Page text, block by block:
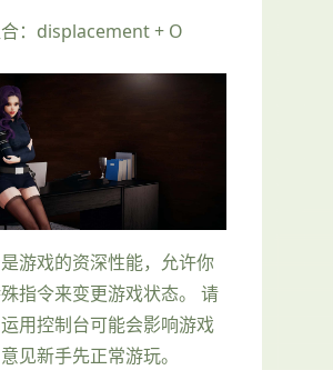
：displacement + O
游戏的资深性能，允许你
指令来变更游戏状态。 请
用控制台可能会影响游戏
见新手先正常游玩。